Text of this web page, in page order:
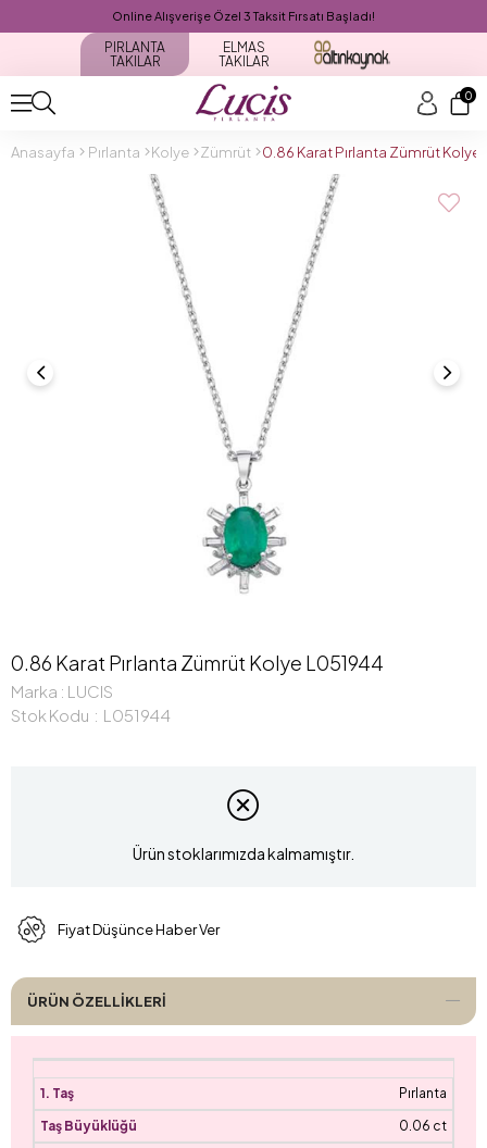
Online Alışverişe Özel 3 Taksit Fırsatı Başladı!
PIRLANTA
TAKILAR
ELMAS
TAKILAR
0
Anasayfa Pırlanta Kolye Zümrüt 0.86 Karat Pırlanta Zümrüt Kolye
0.86 Karat Pırlanta Zümrüt Kolye L051944
Marka : LUCIS
Stok Kodu
L051944
Ürün stoklarımızda kalmamıştır.
Fiyat Düşünce Haber Ver
ÜRÜN ÖZELLIKLERI
Pırlanta
0.06 ct